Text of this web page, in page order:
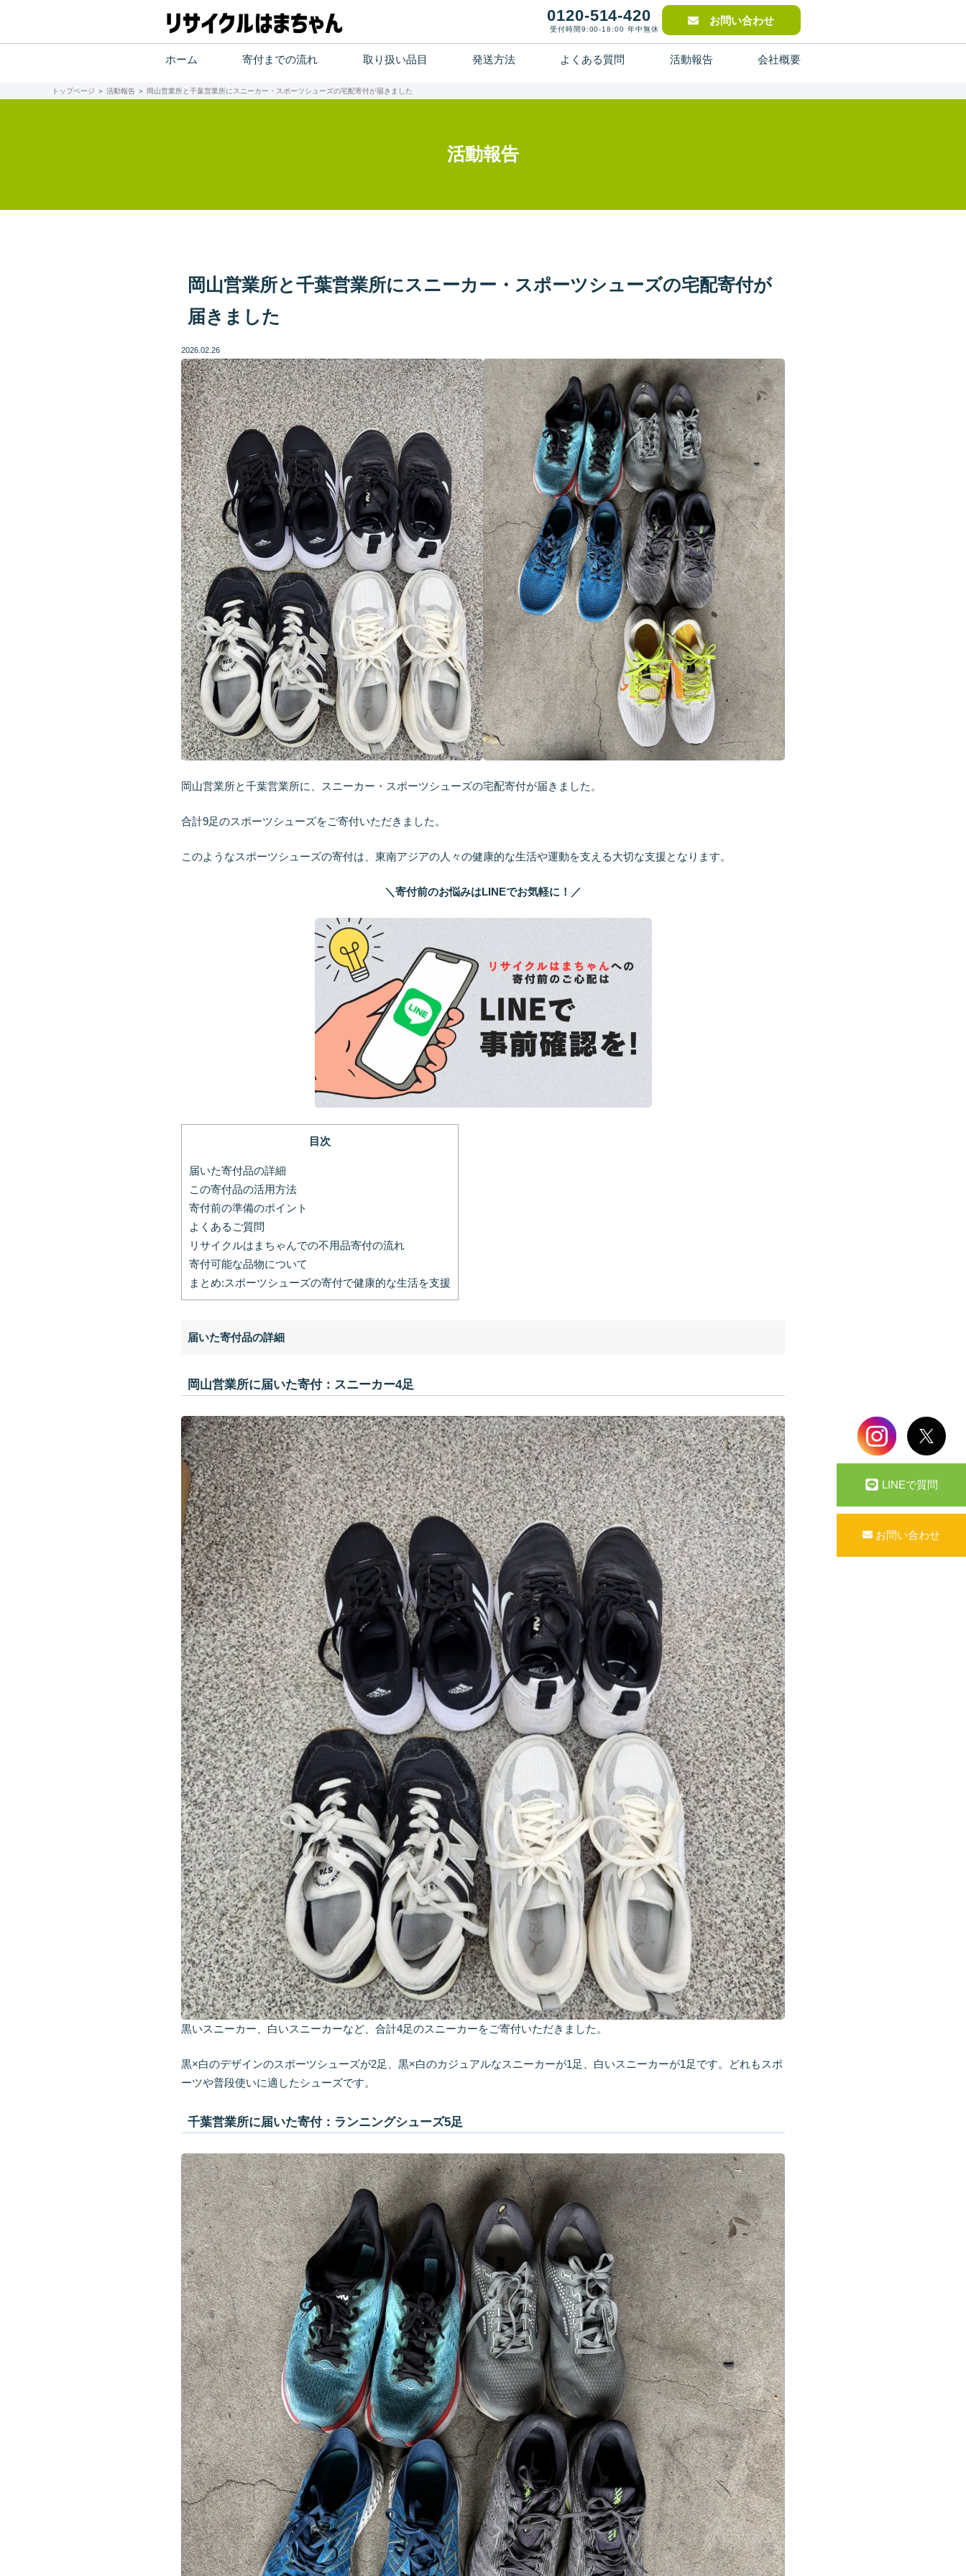
取り扱い品目
発送方法
LINEで質問 お問い合わせ
プライバシーポリシー お問い合わせ
0120-514-420
受付時間9:00-18:00 年中無休
お問い合わせ
ホーム 寄付までの流れ 取り扱い品目 発送方法 よくある質問 活動報告 会社概要
トップページ ＞ 活動報告 ＞ 岡山営業所と千葉営業所にスニーカー・スポーツシューズの宅配寄付が届きました
活動報告
岡山営業所と千葉営業所にスニーカー・スポーツシューズの宅配寄付が
届きました
2026.02.26
岡山営業所と千葉営業所に、スニーカー・スポーツシューズの宅配寄付が届きました。
合計9足のスポーツシューズをご寄付いただきました。
このようなスポーツシューズの寄付は、東南アジアの人々の健康的な生活や運動を支える大切な支援となります。
＼寄付前のお悩みはLINEでお気軽に！／
目次
届いた寄付品の詳細
この寄付品の活用方法
寄付前の準備のポイント
よくあるご質問
リサイクルはまちゃんでの不用品寄付の流れ
寄付可能な品物について
まとめ:スポーツシューズの寄付で健康的な生活を支援
届いた寄付品の詳細
岡山営業所に届いた寄付：スニーカー4足
黒いスニーカー、白いスニーカーなど、合計4足のスニーカーをご寄付いただきました。
黒×白のデザインのスポーツシューズが2足、黒×白のカジュアルなスニーカーが1足、白いスニーカーが1足です。どれもスポ
ーツや普段使いに適したシューズです。
千葉営業所に届いた寄付：ランニングシューズ5足
LINEで質問
お問い合わせ